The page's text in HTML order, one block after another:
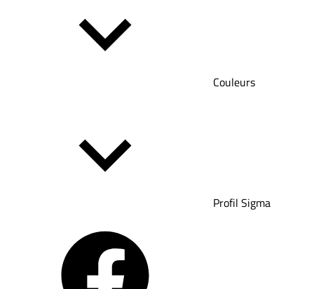
Couleurs
Profil Sigma